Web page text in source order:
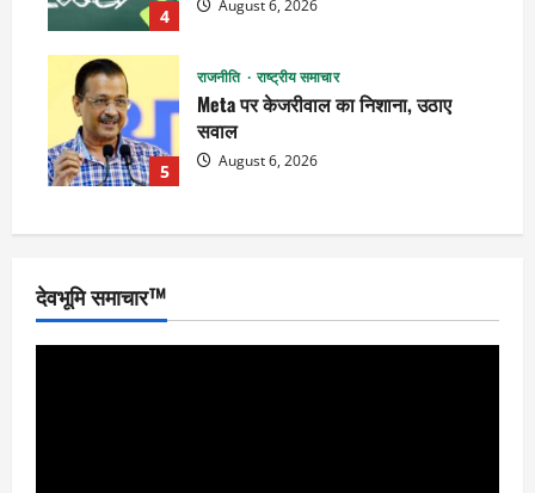
4 August 6, 2026
5
राजनीति राष्ट्रीय समाचार
Meta पर केजरीवाल का निशाना, उठाए
सवाल
August 6, 2026
देवभूमि समाचार™